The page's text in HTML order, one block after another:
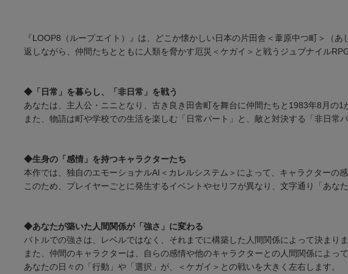
『LOOP8（ループエイト）』は、どこか懐かしい日本の片田舎＜葦原中つ町＞（
返しながら、仲間たちとともに人類を脅かす厄災＜ケガイ＞と戦うジュブナイルRPG
◆「日常」を暮らし、「非日常」を戦う
あなたは、主人公・ニニとなり、古き良き田舎町を舞台に仲間たちと1983年8月の1
また、物語は町や学校での生活を楽しむ「日常パート」と、敵と対決する「非日常
◆生身の「感情」を持つキャラクターたち
本作では、独自のエモーショナルAI＜カレルシステム＞によって、キャラクターの
このため、プレイヤーごとに発生するイベントやセリフが異なり、文字通り「あな
◆あなたが築いた人間関係が「強さ」に変わる
バトルでの強さは、レベルではなく、それまでに構築した人間関係によって決まりま
また、仲間のキャラクターは、自らの感情や他のキャラクターとの人間関係によって
あなたの日々の「行動」や「選択」が、＜ケガイ＞との戦いを大きく左右します。